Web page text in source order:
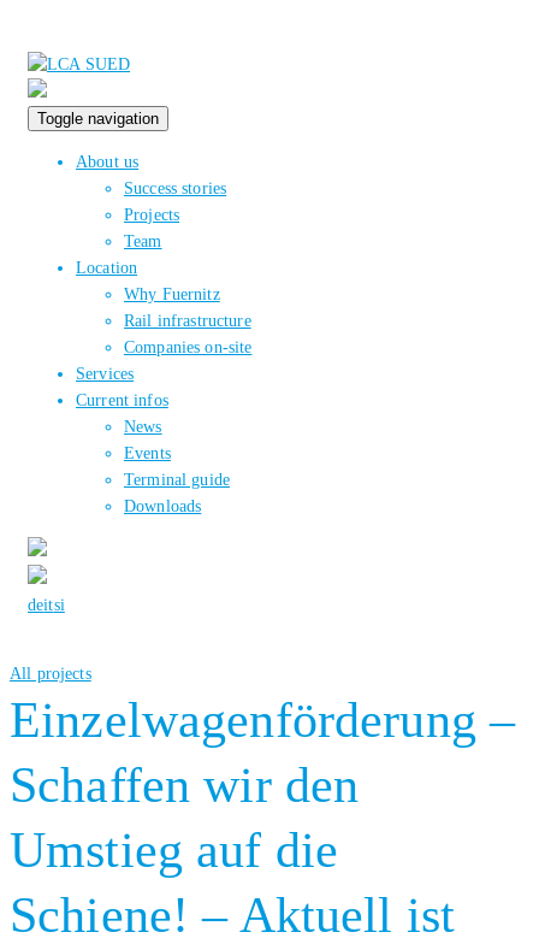
Toggle navigation
About us
Success stories
Projects
Team
Location
Why Fuernitz
Rail infrastructure
Companies on-site
Services
Current infos
News
Events
Terminal guide
Downloads
deitsi
All projects
Einzelwagenförderung –
Schaffen wir den
Umstieg auf die
Schiene! – Aktuell ist